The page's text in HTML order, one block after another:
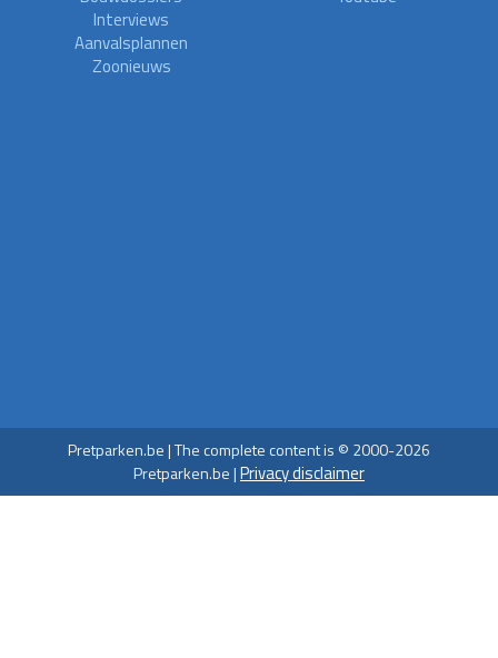
Interviews
Aanvalsplannen
Zoonieuws
Pretparken.be | The complete content is © 2000-2026
Pretparken.be |Privacy disclaimer